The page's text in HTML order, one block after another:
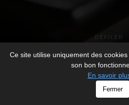
DÉFILER
Ce site utilise uniquement des
son bon
En savoir
Fermer
© NAKASHIMA - All rights